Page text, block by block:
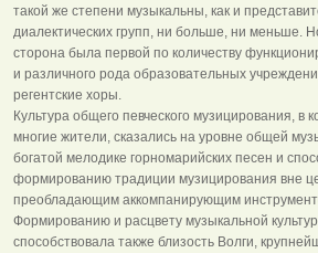
такой же степени музыкальны, как и
диалектических групп, ни больше, ни меньше.
сторона была первой по количеству
и различного рода образовательных
регентские хоры.
Культура общего певческого музицирования, в
многие жители, сказались на уровне общей
богатой мелодике горномарийских песен и
формированию традиции музицирования вне
преобладающим аккомпанирующим
Формированию и расцвету музыкальной
способствовала также близость Волги,